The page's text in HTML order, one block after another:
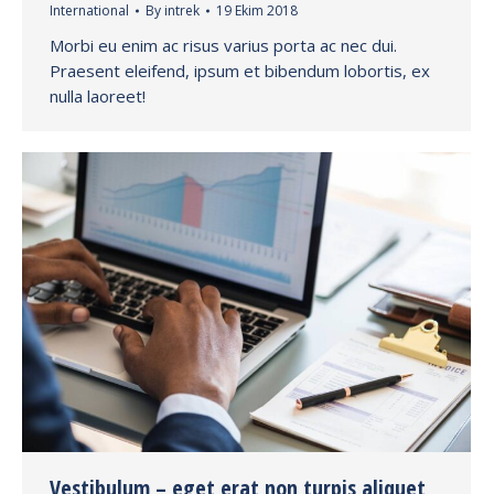
International By intrek 19 Ekim 2018
Morbi eu enim ac risus varius porta ac nec dui.
Praesent eleifend, ipsum et bibendum lobortis, ex
nulla laoreet!
Vestibulum – eget erat non turpis aliquet